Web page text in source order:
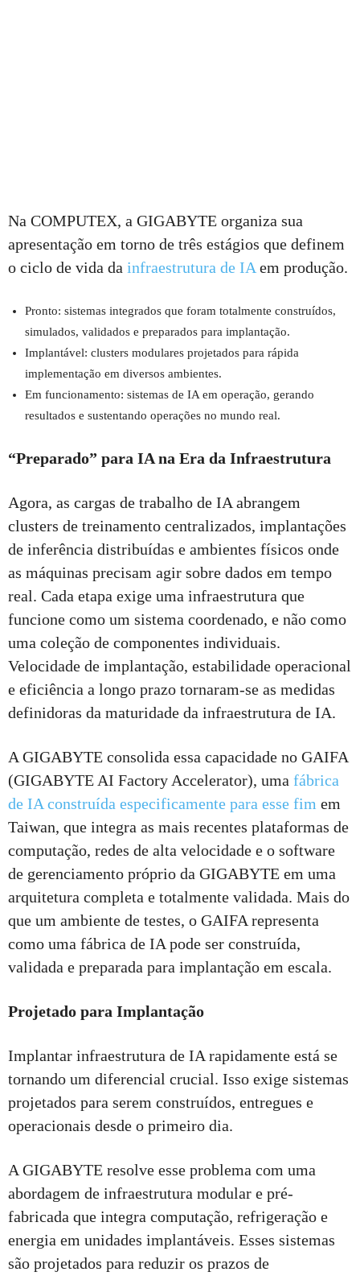
Na COMPUTEX, a GIGABYTE organiza sua
apresentação em torno de três estágios que definem
o ciclo de vida da infraestrutura de IA em produção.
Pronto: sistemas integrados que foram totalmente construídos,
simulados, validados e preparados para implantação.
Implantável: clusters modulares projetados para rápida
implementação em diversos ambientes.
Em funcionamento: sistemas de IA em operação, gerando
resultados e sustentando operações no mundo real.
“Preparado” para IA na Era da Infraestrutura
Agora, as cargas de trabalho de IA abrangem
clusters de treinamento centralizados, implantações
de inferência distribuídas e ambientes físicos onde
as máquinas precisam agir sobre dados em tempo
real. Cada etapa exige uma infraestrutura que
funcione como um sistema coordenado, e não como
uma coleção de componentes individuais.
Velocidade de implantação, estabilidade operacional
e eficiência a longo prazo tornaram-se as medidas
definidoras da maturidade da infraestrutura de IA.
A GIGABYTE consolida essa capacidade no GAIFA
(GIGABYTE AI Factory Accelerator), uma fábrica
de IA construída especificamente para esse fim em
Taiwan, que integra as mais recentes plataformas de
computação, redes de alta velocidade e o software
de gerenciamento próprio da GIGABYTE em uma
arquitetura completa e totalmente validada. Mais do
que um ambiente de testes, o GAIFA representa
como uma fábrica de IA pode ser construída,
validada e preparada para implantação em escala.
Projetado para Implantação
Implantar infraestrutura de IA rapidamente está se
tornando um diferencial crucial. Isso exige sistemas
projetados para serem construídos, entregues e
operacionais desde o primeiro dia.
A GIGABYTE resolve esse problema com uma
abordagem de infraestrutura modular e pré-
fabricada que integra computação, refrigeração e
energia em unidades implantáveis. Esses sistemas
são projetados para reduzir os prazos de